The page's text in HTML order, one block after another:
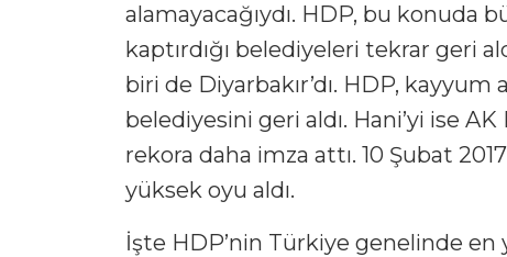
alamayacağıydı. HDP, bu konuda
kaptırdığı belediyeleri tekrar geri
biri de Diyarbakır’dı. HDP,
belediyesini geri aldı. Hani’yi ise
rekora daha imza attı. 10 Şubat
yüksek oyu aldı.
İşte HDP’nin Türkiye genelinde en